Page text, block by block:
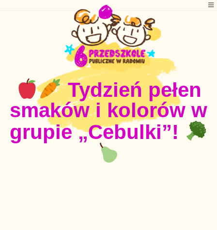
Tydzień pełen
smaków i kolorów w
grupie „Cebulki”!